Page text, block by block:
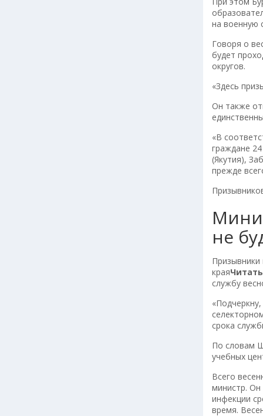
на военную
Говоря о
будет
округов.
«Здесь
Он также
«В
граждане
(Якутия),
прежде
не
Призывники
края
службу
срока
По словам
учебных
Всего
министр.
инфекции
время.